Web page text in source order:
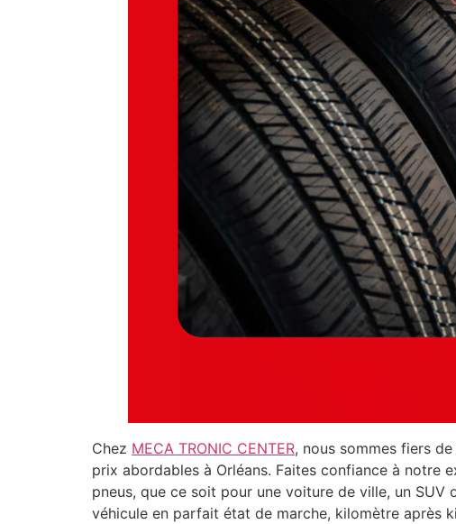
Chez MECA TRONIC CENTER, nous sommes fiers
prix abordables à Orléans. Faites confiance à notre
pneus, que ce soit pour une voiture de ville, un
véhicule en parfait état de marche, kilomètre après